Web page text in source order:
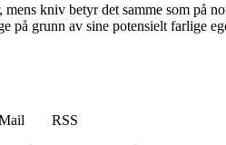
kniv betyr det samme som på
grunn av sine potensielt farlige
RSS